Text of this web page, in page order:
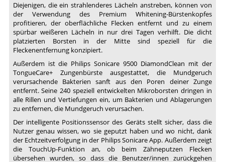
Diejenigen, die ein strahlenderes Lächeln anstreben, können von
der Verwendung des Premium Whitening-Bürstenkopfes
profitieren, der oberflächliche Flecken entfernt und zu einem
spürbar weißeren Lächeln in nur drei Tagen verhilft. Die dicht
platzierten Borsten in der Mitte sind speziell für die
Fleckenentfernung konzipiert.
Außerdem ist die Philips Sonicare 9500 DiamondClean mit der
TongueCare+ Zungenbürste ausgestattet, die Mundgeruch
verursachende Bakterien sanft aus den Poren deiner Zunge
entfernt. Seine 240 speziell entwickelten Mikroborsten dringen in
alle Rillen und Vertiefungen ein, um Bakterien und Ablagerungen
zu entfernen, die Mundgeruch verursachen.
Der intelligente Positionssensor des Geräts stellt sicher, dass die
Nutzer genau wissen, wo sie geputzt haben und wo nicht, dank
der Echtzeitverfolgung in der Philips Sonicare App. Außerdem zeigt
die TouchUp-Funktion an, ob beim Zähneputzen Flecken
übersehen wurden, so dass die Benutzer/innen zurückgehen